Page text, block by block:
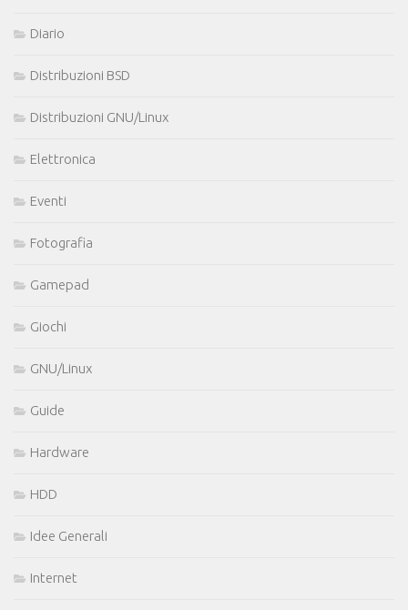
Diario
Distribuzioni BSD
Distribuzioni GNU/Linux
Elettronica
Eventi
Fotografia
Gamepad
Giochi
GNU/Linux
Guide
Hardware
HDD
Idee Generali
Internet